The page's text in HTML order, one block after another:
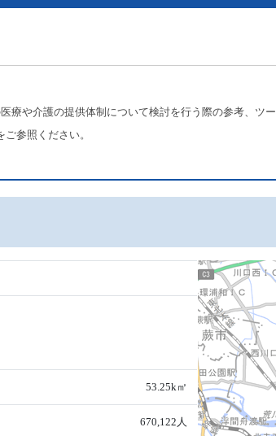
や介護の提供体制について検討を行う際の参考、ツ
ご参照ください。
53.25k㎡
670,122人